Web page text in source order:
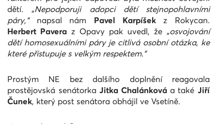
dětí. „Nepodporuji adopci dětí stejnopohlavními
páry,“ napsal nám Pavel Karpíšekz Rokycan.
Herbert Pavera z Opavy pak uvedl, že „osvojování
dětí homosexuálními páry je citlivá osobní otázka, ke
které přistupuje s velkým respektem.“
Prostým NE bez dalšího doplnění reagovala
prostějovská senátorkaJitka Chalánková a takéJiří
Čunek, který post senátora obhájil ve Vsetíně.